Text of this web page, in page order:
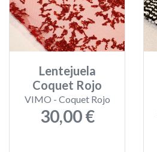
Lentejuela
Coquet Rojo
VIMO - Coquet Rojo
30,00 €